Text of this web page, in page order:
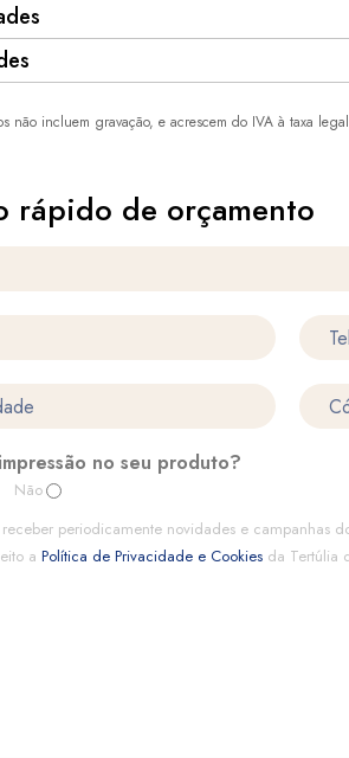
não incluem gravação, e acrescem do IVA à taxa
rápido de orçamento
no seu produto?
Não
periodicamente novidades e campanhas
a Política de Privacidade e Cookies da Tertúlia